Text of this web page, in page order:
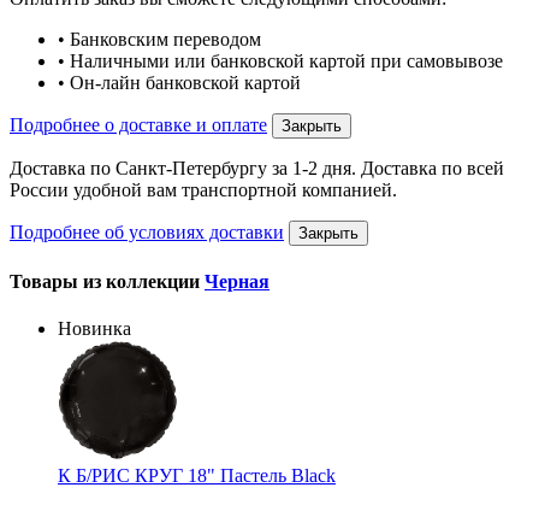
• Банковским переводом
• Наличными или банковской картой при самовывозе
• Он-лайн банковской картой
Подробнее о доставке и оплате Закрыть
Доставка по Санкт-Петербургу за 1-2 дня. Доставка по всей
России удобной вам транспортной компанией.
Подробнее об условиях доставки Закрыть
Товары из коллекции Черная
Новинка
К Б/РИС КРУГ 18" Пастель Black